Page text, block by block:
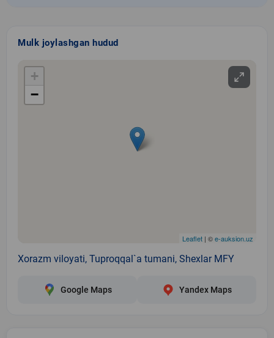
Mulk joylashgan hudud
+
−
Leaflet | ©e-auksion.uz
Xorazm viloyati, Tuproqqal`a tumani, Shexlar MFY
Google Maps Yandex Maps